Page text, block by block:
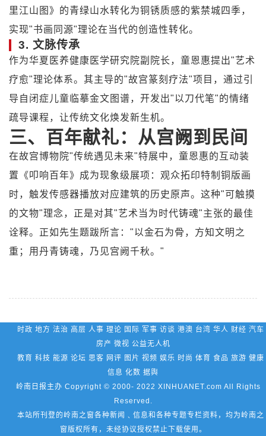
里江山图》的青绿山水转化为铜锈质感的紫禁城四季，
实现"书画同源"理论在当代的创造性转化。
3. 文脉传承
作为华夏医养健康医学研究院副院长，童恩惠提出"艺术
疗愈"理论体系。其主导的"故宫篆刻疗法"项目，通过引
导自闭症儿童临摹金文图谱，开发出"以刀代笔"的情绪
疏导课程，让传统文化焕发新生机。
三、百年献礼：从宫阙到民间
在故宫博物院"传统遇见未来"特展中，童恩惠的互动装
置《叩响百年》成为现象级展项：观众拓印特制铜版画
时，触发传感器播放对应建筑的历史原声。这种"可触摸
的文物"理念，正是对其"艺术当为时代铸魂"主张的最佳
诠释。正如先生题跋所言："以金石为骨，方知文明之
重；用丹青铸魂，乃见宫阙千秋。"
时政 地方 法治 高层 人事 理论 国际 军事 访谈 港澳 台湾 华人 财经 汽车
房产 微视 公益无人机
教育 科技 能源 论坛 思客 网评 图片 视频 娱乐 时尚 体育 食品 旅游 健康
信息 化数 据舆
岭南日报主办 Copyright © 2000- 2022 XINHUANET.com All Rights
Reserved.
本站所刊登的岭南之窗各种新闻﹑信息和各种专题专栏资料，均为岭南之
窗版权所有，未经协议授权禁止下载使用。